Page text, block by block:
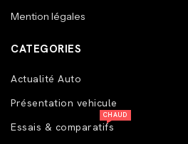
Mention légales
CATEGORIES
Actualité Auto
Présentation vehicule
Essais & comparatifs
CHAUD